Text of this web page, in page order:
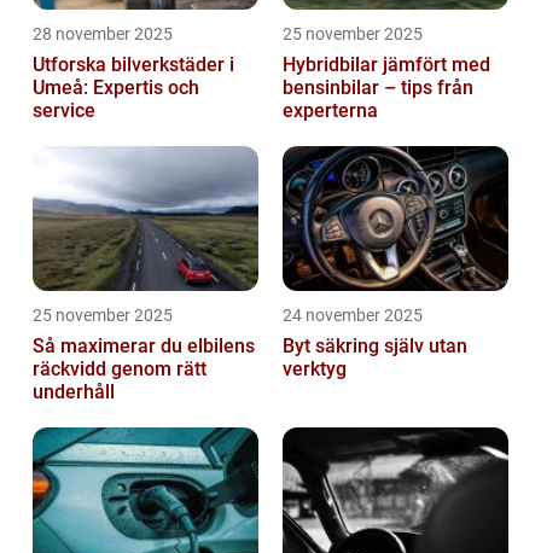
28 november 2025
Utforska bilverkstäder i
Umeå: Expertis och
service
25 november 2025
Hybridbilar jämfört med
bensinbilar – tips från
experterna
25 november 2025
Så maximerar du elbilens
räckvidd genom rätt
underhåll
24 november 2025
Byt säkring själv utan
verktyg